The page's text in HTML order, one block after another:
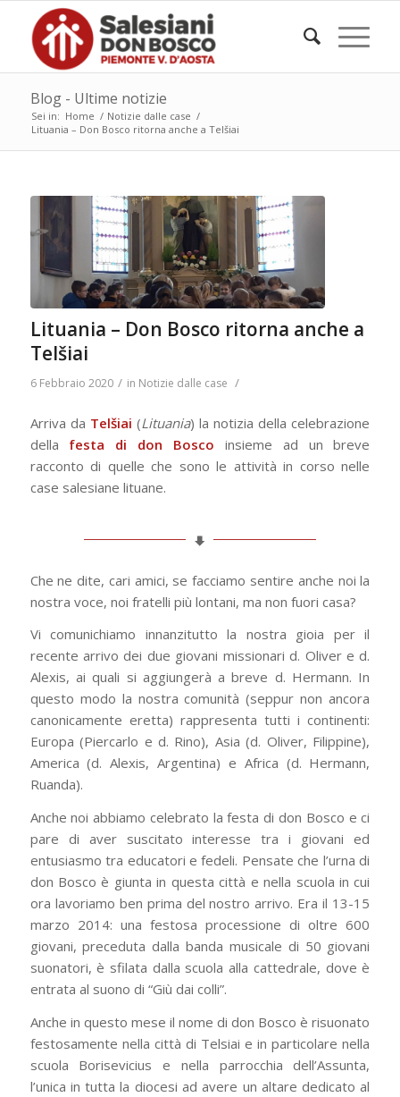
Blog - Ultime notizie
Sei in: Home / Notizie dalle case /
Lituania – Don Bosco ritorna anche a Telšiai
Lituania – Don Bosco ritorna anche a
Telšiai
6 Febbraio 2020 / in Notizie dalle case /
Arriva da Telšiai (Lituania) la notizia della celebrazione
della festa di don Bosco insieme ad un breve
racconto di quelle che sono le attività in corso nelle
case salesiane lituane.
Che ne dite, cari amici, se facciamo sentire anche noi la
nostra voce, noi fratelli più lontani, ma non fuori casa?
Vi comunichiamo innanzitutto la nostra gioia per il
recente arrivo dei due giovani missionari d. Oliver e d.
Alexis, ai quali si aggiungerà a breve d. Hermann. In
questo modo la nostra comunità (seppur non ancora
canonicamente eretta) rappresenta tutti i continenti:
Europa (Piercarlo e d. Rino), Asia (d. Oliver, Filippine),
America (d. Alexis, Argentina) e Africa (d. Hermann,
Ruanda).
Anche noi abbiamo celebrato la festa di don Bosco e ci
pare di aver suscitato interesse tra i giovani ed
entusiasmo tra educatori e fedeli. Pensate che l’urna di
don Bosco è giunta in questa città e nella scuola in cui
ora lavoriamo ben prima del nostro arrivo. Era il 13-15
marzo 2014: una festosa processione di oltre 600
giovani, preceduta dalla banda musicale di 50 giovani
suonatori, è sfilata dalla scuola alla cattedrale, dove è
entrata al suono di “Giù dai colli”.
Anche in questo mese il nome di don Bosco è risuonato
festosamente nella città di Telsiai e in particolare nella
scuola Borisevicius e nella parrocchia dell’Assunta,
l’unica in tutta la diocesi ad avere un altare dedicato al